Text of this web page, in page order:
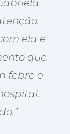
ela e
que
febre e